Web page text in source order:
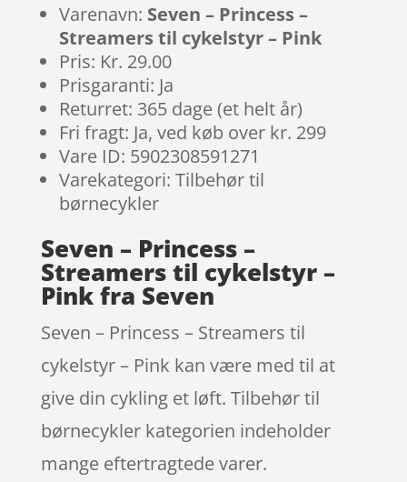
Varenavn: Seven – Princess –
Streamers til cykelstyr – Pink
Pris: Kr. 29.00
Prisgaranti: Ja
Returret: 365 dage (et helt år)
Fri fragt: Ja, ved køb over kr. 299
Vare ID: 5902308591271
Varekategori: Tilbehør til
børnecykler
Seven – Princess –
Streamers til cykelstyr –
Pink fra Seven
Seven – Princess – Streamers til
cykelstyr – Pink kan være med til at
give din cykling et løft. Tilbehør til
børnecykler kategorien indeholder
mange eftertragtede varer.